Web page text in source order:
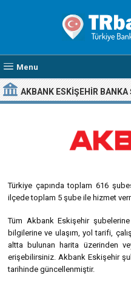
Menu
AKBANK ESKIŞEHIR BANKA
Türkiye çapında toplam 616
ilçede toplam 5 şube ile hizmet
Tüm Akbank Eskişehir
bilgilerine ve ulaşım, yol tarifi,
altta bulunan harita üzerinden
erişebilirsiniz. Akbank Eskişehir
tarihinde güncellenmiştir.